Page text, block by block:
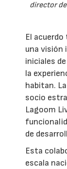
director
El
una visión
iniciales
la
habitan.
socio
Lagoom
de
Esta
escala